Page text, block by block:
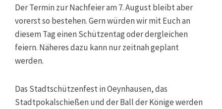
Der Termin zurNachfeieram 7. August bleibt aber
vorerst so bestehen. Gern würden wir mit Euch an
diesem Tag einenSchützentagoder dergleichen
feiern. Näheres dazu kann nur zeitnah geplant
werden.
Das Stadtschützenfest in Oeynhausen, das
Stadtpokalschießenund derBall der Königewerden